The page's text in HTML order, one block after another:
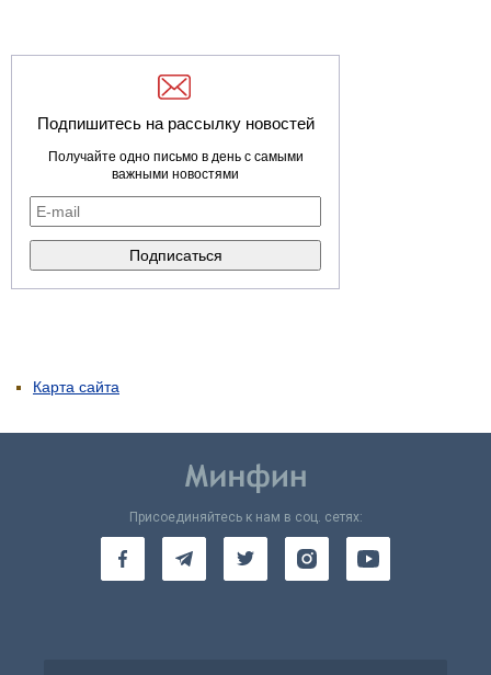
Подпишитесь на рассылку новостей
Получайте одно письмо в день с самыми
важными новостями
Карта сайта
Присоединяйтесь к нам в соц. сетях: